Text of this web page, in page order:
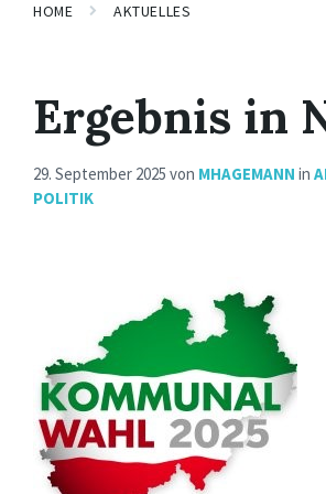
HOME AKTUELLES
Ergebnis in
29. September 2025 von MHAGEMANN in
POLITIK